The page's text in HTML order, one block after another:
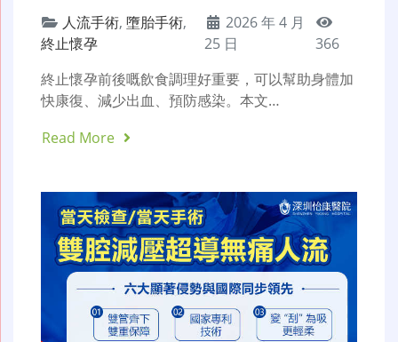
人流手術, 墮胎手術,
終止懷孕
2026 年 4 月
25 日
366
終止懷孕前後嘅飲食調理好重要，可以幫助身體加
快康復、減少出血、預防感染。本文…
Read More